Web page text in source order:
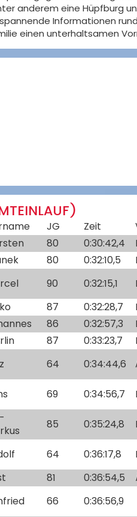
anderem eine Hüpfburg
Informationen
einen unterhaltsamen
JG Zeit
80 0:30:42,4
80 0:32:10,5
90 0:32:15,1
87 0:32:28,7
86 0:32:57,3
87 0:33:23,7
64 0:34:44,6
69 0:34:56,7
85 0:35:24,8
64 0:36:17,8
81 0:36:54,5
66 0:36:56,9